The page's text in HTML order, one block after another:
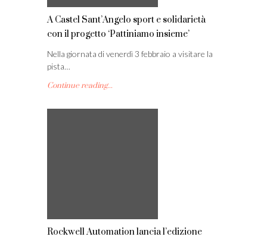
A Castel Sant’Angelo sport e solidarietà
con il progetto ‘Pattiniamo insieme’
Nella giornata di venerdì 3 febbraio a visitare la
pista…
Continue reading...
Rockwell Automation lancia l’edizione